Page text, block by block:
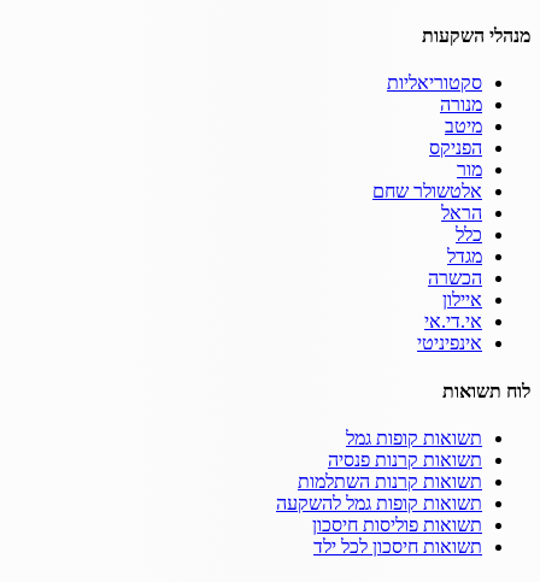
מנהלי השקעות
סקטוריאליות
מנורה
מיטב
הפניקס
מור
אלטשולר שחם
הראל
כלל
מגדל
הכשרה
איילון
אי.די.אי
אינפיניטי
לוח תשואות
תשואות קופות גמל
תשואות קרנות פנסיה
תשואות קרנות השתלמות
תשואות קופות גמל להשקעה
תשואות פוליסות חיסכון
תשואות חיסכון לכל ילד